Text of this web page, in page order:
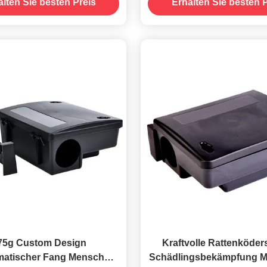
Sie besten Preis
Erhalten Sie besten
Custom Design
Fang Mensch
Kraftvolle
Schädlingsbekämpfung